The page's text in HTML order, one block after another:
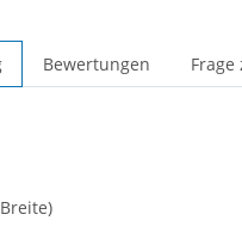
Bewertungen